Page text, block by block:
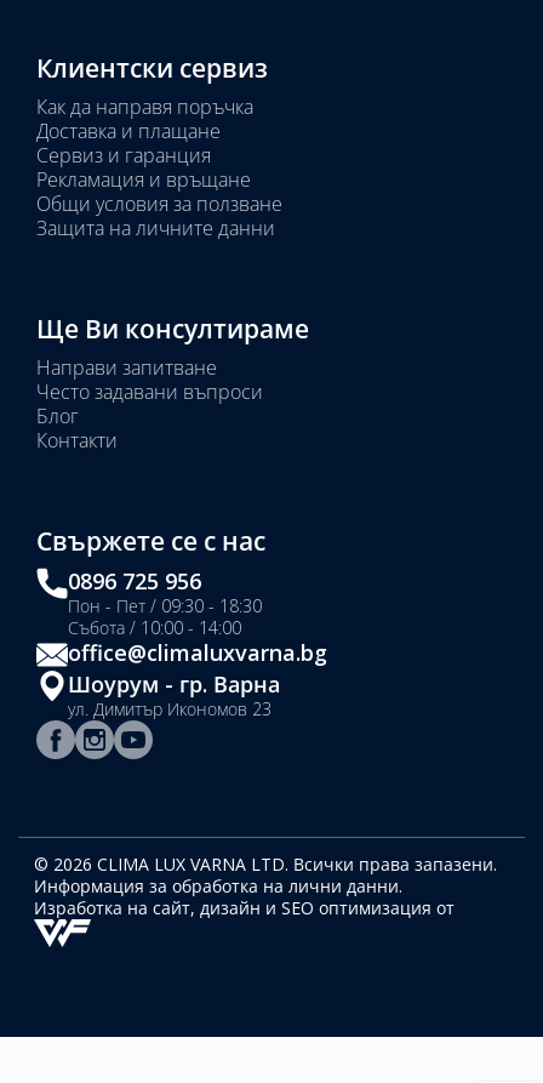
Клиентски сервиз
Как да направя поръчка
Доставка и плащане
Сервиз и гаранция
Рекламация и връщане
Общи условия за ползване
Защита на личните данни
Ще Ви консултираме
Направи запитване
Често задавани въпроси
Блог
Контакти
Свържете се с нас
0896 725 956
Пон - Пет / 09:30 - 18:30
Събота / 10:00 - 14:00
office@climaluxvarna.bg
Шоурум - гр. Варна
ул. Димитър Икономов 23
© 2026 CLIMA LUX VARNA LTD. Всички права запазени.
Информация за обработка на лични данни.
Изработка на сайт, дизайн и SEO оптимизация от